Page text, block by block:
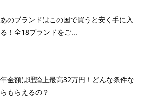
あのブランドはこの国で買うと安く手に入
る！全18ブランドをご...
年金額は理論上最高32万円！どんな条件な
らもらえるの？